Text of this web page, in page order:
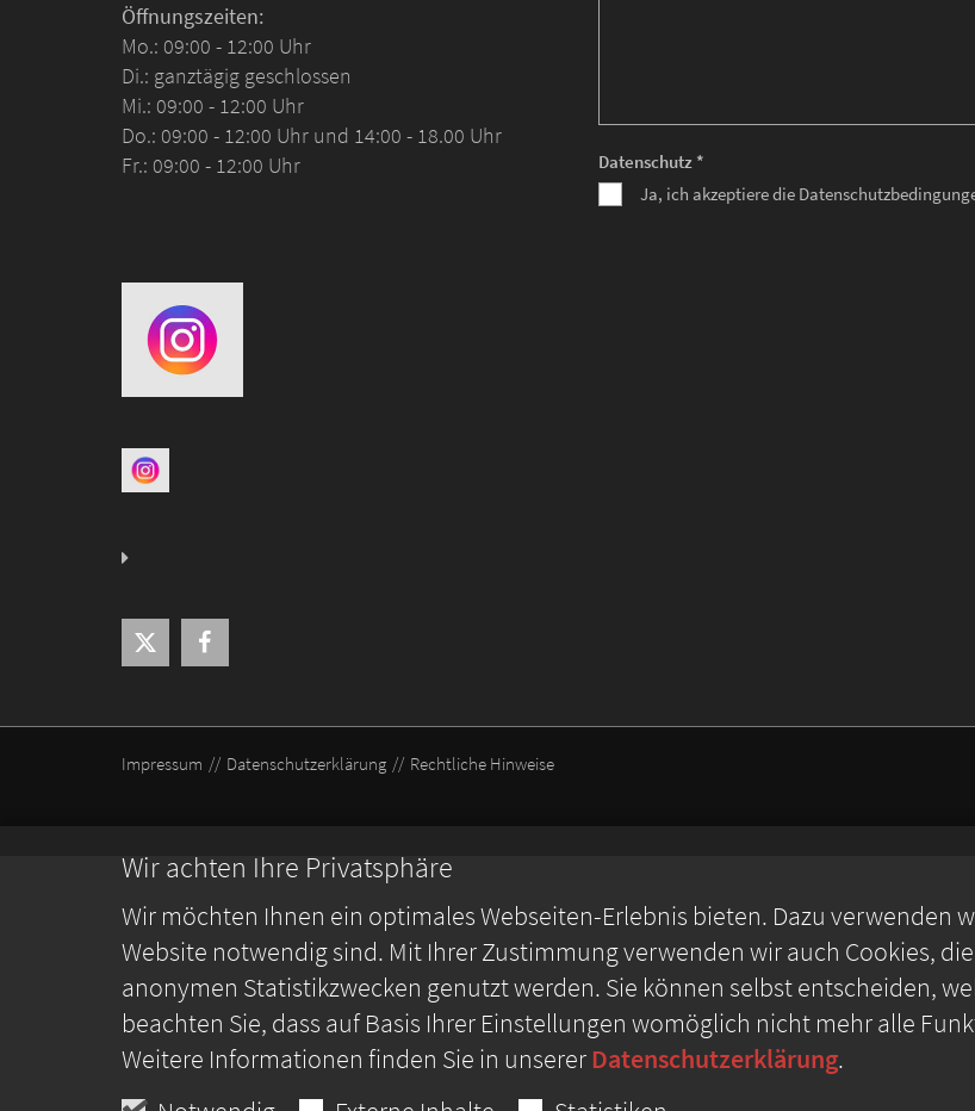
Wir achten Ihre Privatsphäre
Wir möchten Ihnen ein optimales Webseiten-Erlebnis bieten. Dazu verwenden
Website notwendig sind. Mit Ihrer Zustimmung verwenden wir auch Cookies,
anonymen Statistikzwecken genutzt werden. Sie können selbst entscheiden,
beachten Sie, dass auf Basis Ihrer Einstellungen womöglich nicht mehr alle
Weitere Informationen finden Sie in unsererDatenschutzerklärung.
Datenschutz *
Ja, ich akzeptiere die
Öffnungszeiten:
Mo.: 09:00 - 12:00 Uhr
Di.: ganztägig geschlossen
Mi.: 09:00 - 12:00 Uhr
Do.: 09:00 - 12:00 Uhr und 14:00 - 18.00 Uhr
Fr.: 09:00 - 12:00 Uhr
Impressum Datenschutzerklärung Rechtliche Hinweise